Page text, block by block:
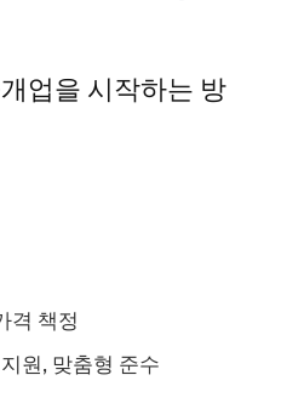
업을 시작하는 방
격 책정
원, 맞춤형 준수